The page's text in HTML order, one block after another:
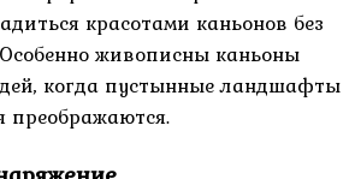
красотами каньонов без
живописны каньоны
когда пустынные ландшафты
преображаются.